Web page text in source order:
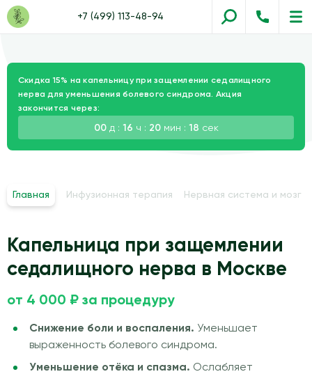
+7 (499) 113-48-94
Скидка 15% на капельницу при защемлении седалищного
нерва для уменьшения болевого синдрома. Акция
закончится через:
00 д : 16 ч : 20 мин : 17 сек
Главная Инфузионная терапия Нервная система и мозг
Капельница при защемлении
седалищного нерва в Москве
от 4 000 ₽ за процедуру
Снижение боли и воспаления. Уменьшает
выраженность болевого синдрома.
Уменьшение отёка и спазма. Ослабляет